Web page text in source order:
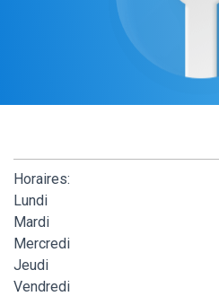
Horaires:
Lundi
Mardi
Mercredi
Jeudi
Vendredi